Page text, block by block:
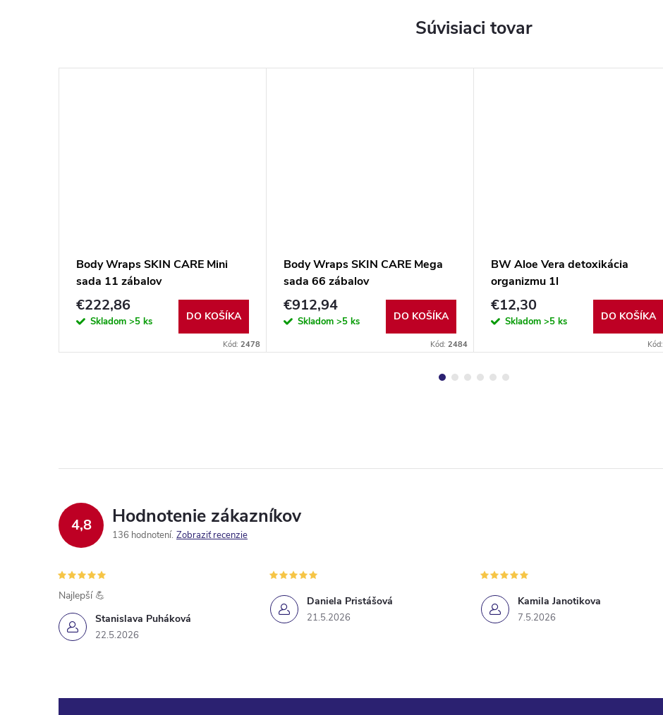
Súvisiaci tovar
Body Wraps SKIN CARE Mini
sada 11 zábalov
€222,86
Skladom >5 ks DO KOŠÍKA
Kód: 2478
Body Wraps SKIN CARE Mega
sada 66 zábalov
€912,94
Skladom >5 ks DO KOŠÍKA
Kód: 2484
BW Aloe Vera detoxikácia
organizmu 1l
€12,30
Skladom >5 ks DO KOŠÍKA
Kód:
4,8 Hodnotenie zákazníkov
136 hodnotení Zobraziť recenzie
Stanislava Puháková
22.5.2026
Najlepší 💪 Daniela Pristášová
21.5.2026
Kamila Janotikova
7.5.2026